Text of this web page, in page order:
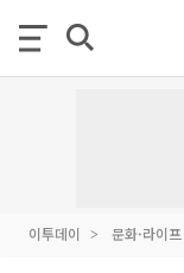
이투데이 문화·라이프